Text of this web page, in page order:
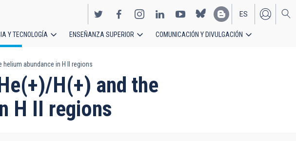
EN
ES
Y TECNOLOGÍA ENSEÑANZA SUPERIOR COMUNICACIÓN Y DIVULGACIÓN
abundance in H II regions
H(+) and the
H II regions